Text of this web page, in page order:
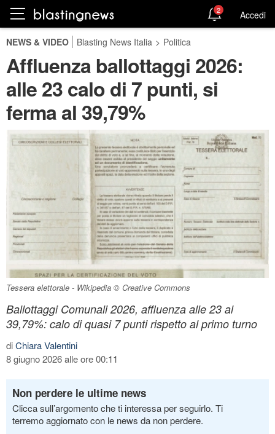
2 Accedi
NEWS & VIDEO Blasting News Italia > Politica
Affluenza ballottaggi 2026:
alle 23 calo di 7 punti, si
ferma al 39,79%
Tessera elettorale - Wikipedia © Creative Commons
Ballottaggi Comunali 2026, affluenza alle 23 al
39,79%: calo di quasi 7 punti rispetto al primo turno
diChiara Valentini
8 giugno 2026 alle ore 00:11
Non perdere le ultime news
Clicca sull’argomento che ti interessa per seguirlo. Ti
terremo aggiornato con le news da non perdere.